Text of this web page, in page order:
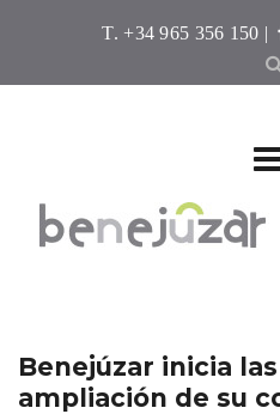
T. +34 965 356 150 |
Benejúzar inicia
ampliación de su